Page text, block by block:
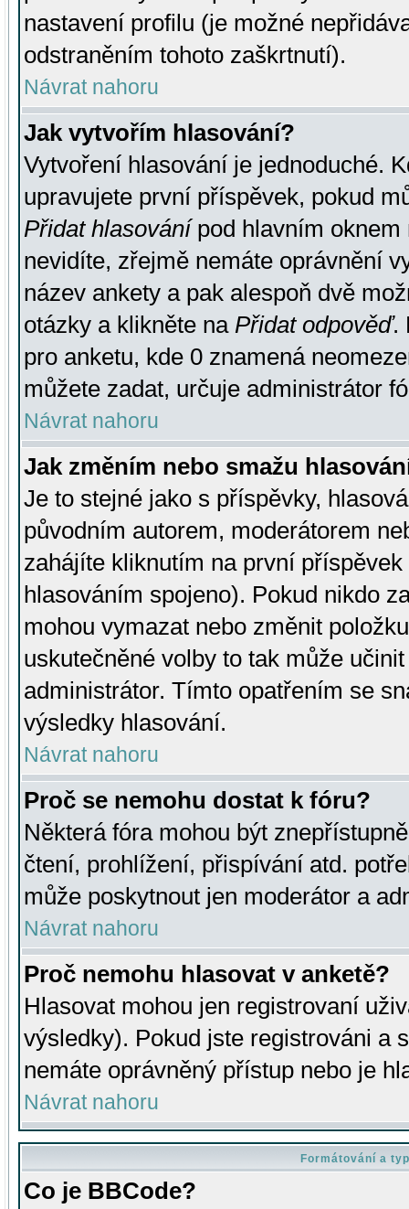
nastavení profilu (je možné
odstraněním tohoto zaškrtnutí).
Návrat nahoru
Jak vytvořím hlasování?
Vytvoření hlasování je jednoduché.
upravujete první příspěvek, pokud
Přidat hlasovánípod hlavním oknem
nevidíte, zřejmě nemáte oprávnění
název ankety a pak alespoň dvě
otázky a klikněte na Přidat odpověď.
pro anketu, kde 0 znamená
můžete zadat, určuje administrátor
Návrat nahoru
Jak změním nebo smažu
Je to stejné jako s příspěvky,
původním autorem, moderátorem
zahájíte kliknutím na první
hlasováním spojeno). Pokud nikdo
mohou vymazat nebo změnit
uskutečněné volby to tak může
administrátor. Tímto opatřením se
výsledky hlasování.
Návrat nahoru
Proč se nemohu dostat k fóru?
Některá fóra mohou být
čtení, prohlížení, přispívání atd.
může poskytnout jen moderátor a
Návrat nahoru
Proč nemohu hlasovat v anketě?
Hlasovat mohou jen registrovaní
výsledky). Pokud jste registrováni a
nemáte oprávněný přístup nebo je
Návrat nahoru
Formátování a
Co je BBCode?